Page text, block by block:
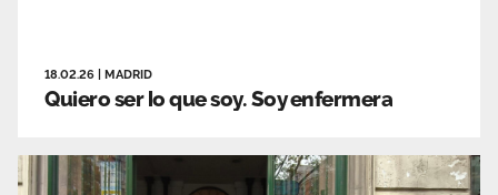
18.02.26 MADRID
Quiero ser lo que soy. Soy enfermera